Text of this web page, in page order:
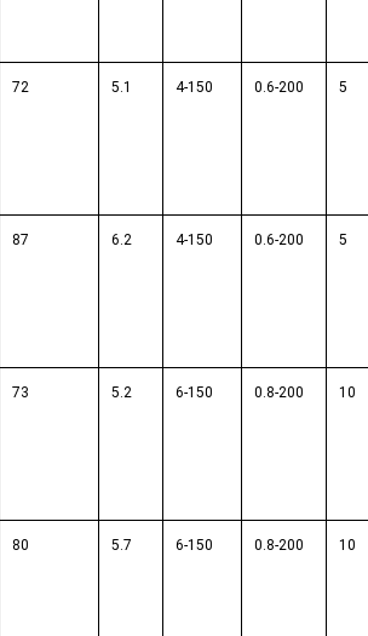
72 5.1 4-150 0.6-200 5
87 6.2 4-150 0.6-200 5
73 5.2 6-150 0.8-200 10
80 5.7 6-150 0.8-200 10